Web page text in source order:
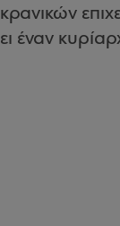
έναν